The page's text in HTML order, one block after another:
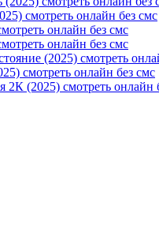
смотреть онлайн без смс
онлайн без смс
онлайн без смс
(2025) смотреть
смотреть онлайн без смс
2К (2025) смотреть онлайн